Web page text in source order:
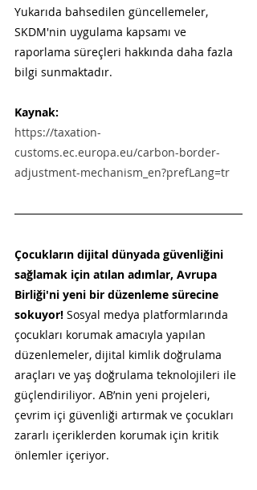
Yukarıda bahsedilen güncellemeler,
SKDM'nin uygulama kapsamı ve
raporlama süreçleri hakkında daha fazla
bilgi sunmaktadır.
Kaynak:
https://taxation-
customs.ec.europa.eu/carbon-border-
adjustment-mechanism_en?prefLang=tr
Çocukların dijital dünyada güvenliğini
sağlamak için atılan adımlar, Avrupa
Birliği'ni yeni bir düzenleme sürecine
sokuyor! Sosyal medya platformlarında
çocukları korumak amacıyla yapılan
düzenlemeler, dijital kimlik doğrulama
araçları ve yaş doğrulama teknolojileri ile
güçlendiriliyor. AB’nin yeni projeleri,
çevrim içi güvenliği artırmak ve çocukları
zararlı içeriklerden korumak için kritik
önlemler içeriyor.